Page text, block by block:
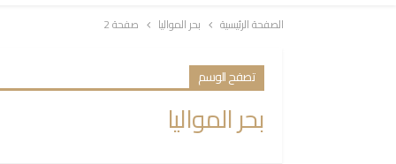
الصفحة الرئيسية بحر المواليا صفحة 2
تصفح الوسم
بحر المواليا